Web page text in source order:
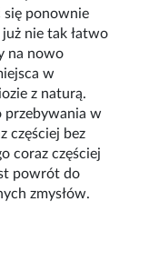
się ponownie
nie tak łatwo
na nowo
w
z naturą.
przebywania w
częściej bez
coraz częściej
powrót do
zmysłów.